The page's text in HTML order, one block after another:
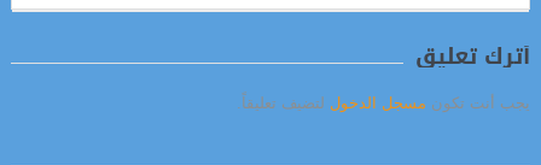
أترك تعليق
يجب أنت تكون مسجل الدخول لتضيف تعليقاً.